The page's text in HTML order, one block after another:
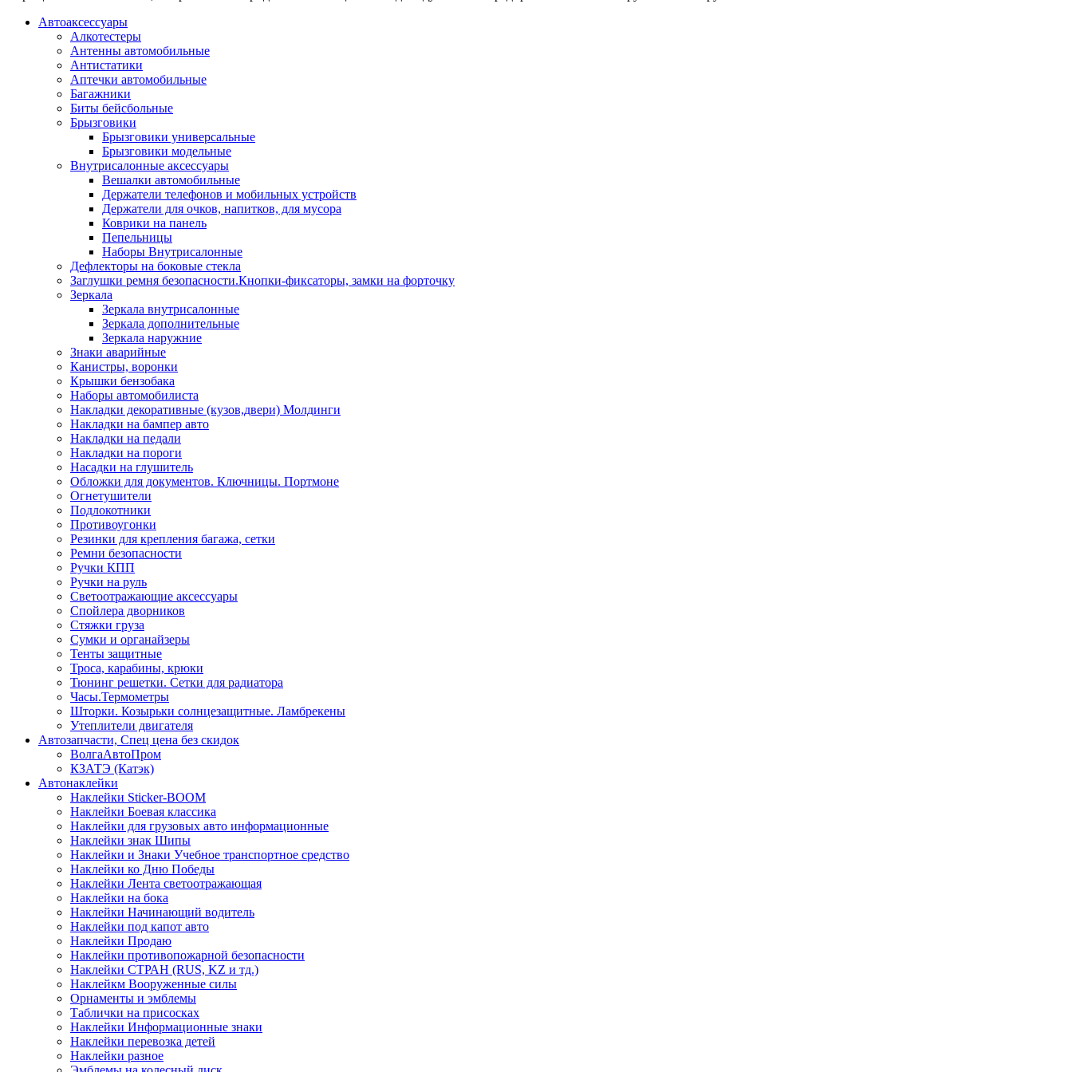
Автоаксессуары
Алкотестеры
Антенны автомобильные
Антистатики
Аптечки автомобильные
Багажники
Биты бейсбольные
Брызговики
Брызговики универсальные
Брызговики модельные
Внутрисалонные аксессуары
Вешалки автомобильные
Держатели телефонов и мобильных устройств
Держатели для очков, напитков, для мусора
Коврики на панель
Пепельницы
Наборы Внутрисалонные
Дефлекторы на боковые стекла
Заглушки ремня безопасности.Кнопки-фиксаторы, замки на форточку
Зеркала
Зеркала внутрисалонные
Зеркала дополнительные
Зеркала наружние
Знаки аварийные
Канистры, воронки
Крышки бензобака
Наборы автомобилиста
Накладки декоративные (кузов,двери) Молдинги
Накладки на бампер авто
Накладки на педали
Накладки на пороги
Насадки на глушитель
Обложки для документов. Ключницы. Портмоне
Огнетушители
Подлокотники
Противоугонки
Резинки для крепления багажа, сетки
Ремни безопасности
Ручки КПП
Ручки на руль
Светоотражающие аксессуары
Спойлера дворников
Стяжки груза
Сумки и органайзеры
Тенты защитные
Троса, карабины, крюки
Тюнинг решетки. Сетки для радиатора
Часы.Термометры
Шторки. Козырьки солнцезащитные. Ламбрекены
Утеплители двигателя
Автозапчасти, Спец цена без скидок
ВолгаАвтоПром
КЗАТЭ (Катэк)
Автонаклейки
Наклейки Sticker-BOOM
Наклейки Боевая классика
Наклейки для грузовых авто информационные
Наклейки знак Шипы
Наклейки и Знаки Учебное транспортное средство
Наклейки ко Дню Победы
Наклейки Лента светоотражающая
Наклейки на бока
Наклейки Начинающий водитель
Наклейки под капот авто
Наклейки Продаю
Наклейки противопожарной безопасности
Наклейки СТРАН (RUS, KZ и тд.)
Наклейкм Вооруженные силы
Орнаменты и эмблемы
Таблички на присосках
Наклейки Информационные знаки
Наклейки перевозка детей
Наклейки разное